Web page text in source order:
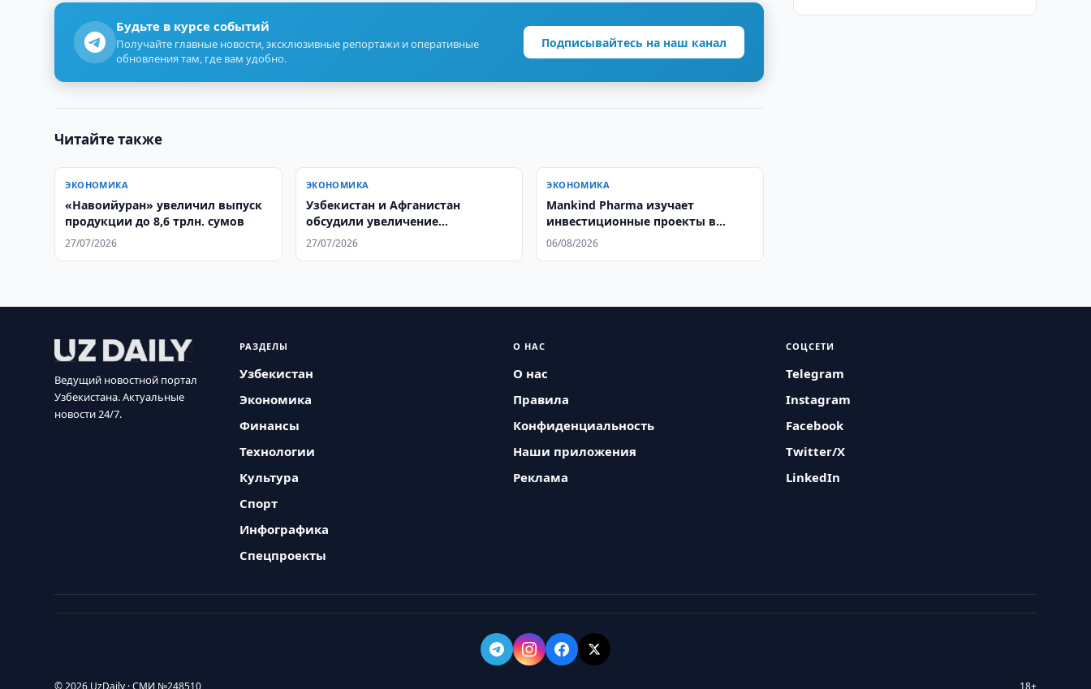
Будьте в курсе событий
Получайте главные новости, эксклюзивные репортажи и оперативные
обновления там, где вам удобно.
Подписывайтесь на наш канал
Читайте также
ЭКОНОМИКА
«Навоийуран» увеличил выпуск
продукции до 8,6 трлн. сумов
27/07/2026
ЭКОНОМИКА
Узбекистан и Афганистан
обсудили увеличение
товарооборота до $5 млрд.
27/07/2026
ЭКОНОМИКА
Mankind Pharma изучает
инвестиционные проекты в
Узбекистане
06/08/2026
Ведущий новостной портал
Узбекистана. Актуальные
новости 24/7.
РАЗДЕЛЫ
Узбекистан
Экономика
Финансы
Технологии
Культура
Спорт
Инфографика
Спецпроекты
О НАС
О нас
Правила
Конфиденциальность
Наши приложения
Реклама
СОЦСЕТИ
Telegram
Instagram
Facebook
Twitter/X
LinkedIn
© 2026 UzDaily · СМИ №248510 18+